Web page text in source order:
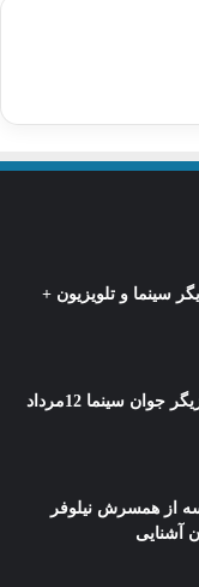
سینما و تلویزیون +
درگذشت مریم همتیان بازیگر جوان سینما 12مرداد
از همسرش نیلوفر
آشنایی